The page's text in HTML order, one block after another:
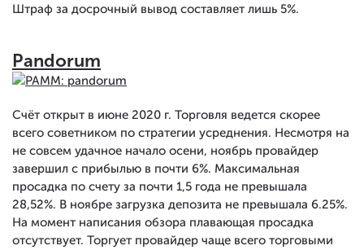
Штраф за досрочный вывод составляет лишь 5%.
Pandorum
Счёт открыт в июне 2020 г. Торговля ведется скорее
всего советником по стратегии усреднения. Несмотря на
не совсем удачное начало осени, ноябрь провайдер
завершил с прибылью в почти 6%. Максимальная
просадка по счету за почти 1,5 года не превышала
28,52%. В ноябре загрузка депозита не превышала 6.25%.
На момент написания обзора плавающая просадка
отсутствует. Торгует провайдер чаще всего торговыми